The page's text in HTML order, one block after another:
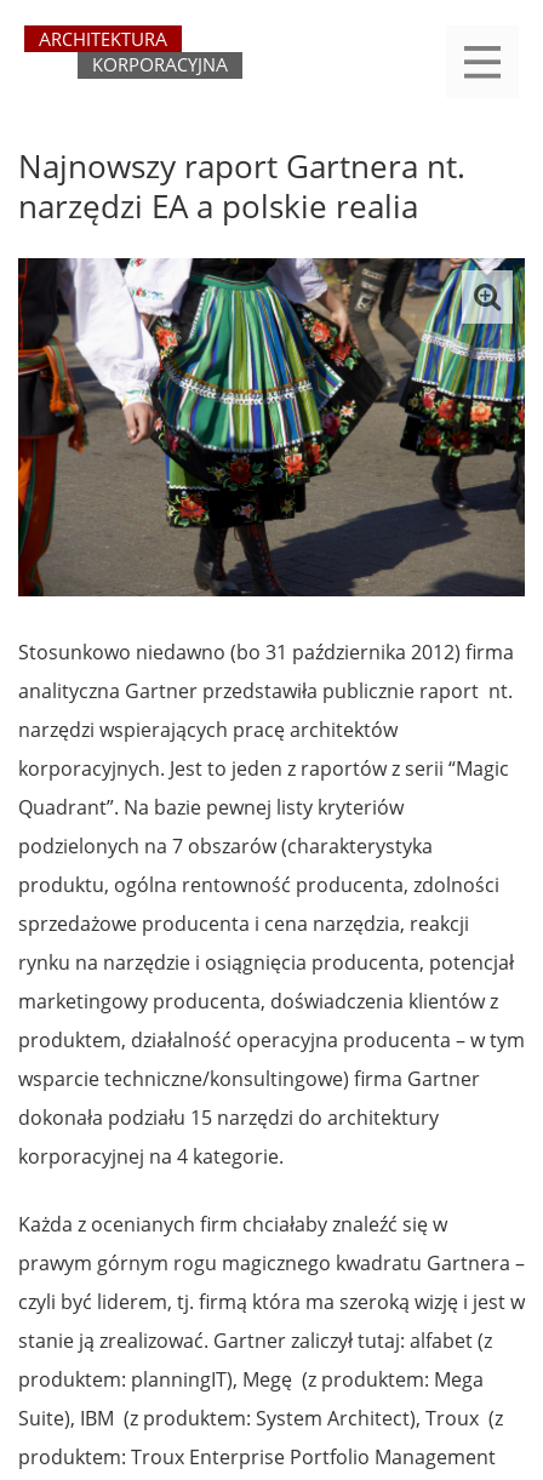
yasne
main
Najnowszy raport Gartnera nt.
narzędzi EA a polskie realia
Stosunkowo niedawno (bo 31 października 2012) firma
analityczna Gartner przedstawiła publicznie raport nt.
narzędzi wspierających pracę architektów
korporacyjnych. Jest to jeden z raportów z serii “Magic
Quadrant”. Na bazie pewnej listy kryteriów
podzielonych na 7 obszarów (charakterystyka
produktu, ogólna rentowność producenta, zdolności
sprzedażowe producenta i cena narzędzia, reakcji
rynku na narzędzie i osiągnięcia producenta, potencjał
marketingowy producenta, doświadczenia klientów z
produktem, działalność operacyjna producenta – w tym
wsparcie techniczne/konsultingowe) firma Gartner
dokonała podziału 15 narzędzi do architektury
korporacyjnej na 4 kategorie.
Każda z ocenianych firm chciałaby znaleźć się w
prawym górnym rogu magicznego kwadratu Gartnera –
czyli być liderem, tj. firmą która ma szeroką wizję i jest w
stanie ją zrealizować. Gartner zaliczył tutaj: alfabet (z
produktem: planningIT), Megę (z produktem: Mega
Suite), IBM (z produktem: System Architect), Troux (z
produktem: Troux Enterprise Portfolio Management